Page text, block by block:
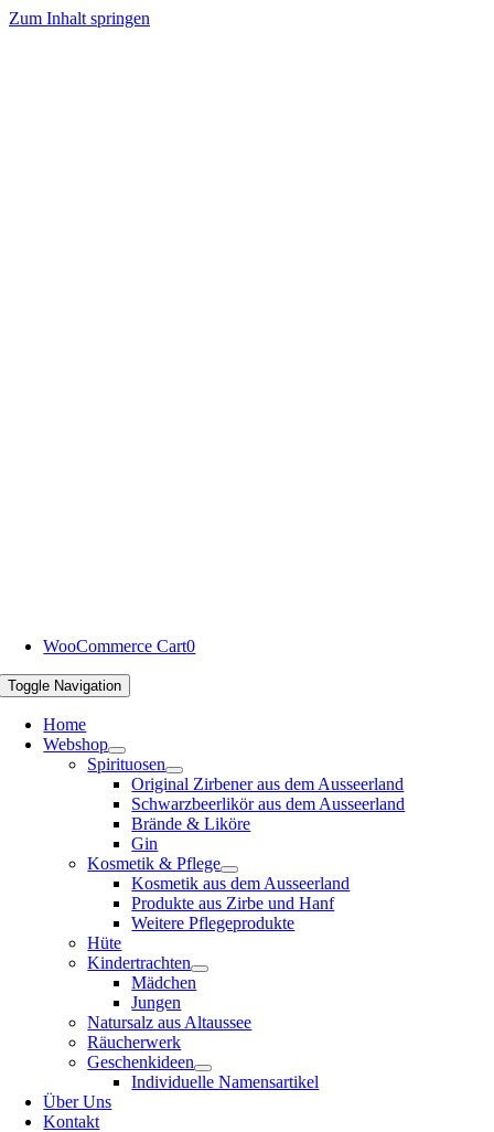
Zum Inhalt springen
WooCommerce Cart0
Toggle Navigation
Home
Webshop
Spirituosen
Original Zirbener aus dem Ausseerland
Schwarzbeerlikör aus dem Ausseerland
Brände & Liköre
Gin
Kosmetik & Pflege
Kosmetik aus dem Ausseerland
Produkte aus Zirbe und Hanf
Weitere Pflegeprodukte
Hüte
Kindertrachten
Mädchen
Jungen
Natursalz aus Altaussee
Räucherwerk
Geschenkideen
Individuelle Namensartikel
Über Uns
Kontakt